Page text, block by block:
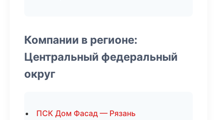
Компании в регионе:
Центральный федеральный
округ
ПСК Дом Фасад — Рязань